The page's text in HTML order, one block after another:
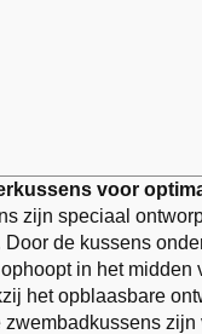
voor
zijn speciaal
de kussens
in het
het opblaasbare
zwembadkussens